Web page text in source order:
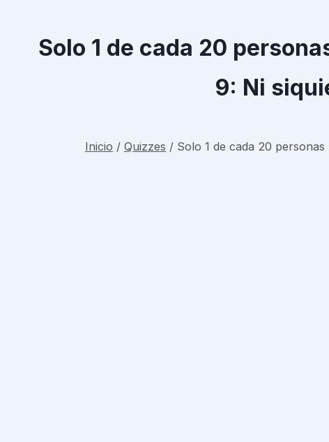
Solo 1 de cada 20
9: Ni
Inicio / Quizzes / Solo 1 de cada 20